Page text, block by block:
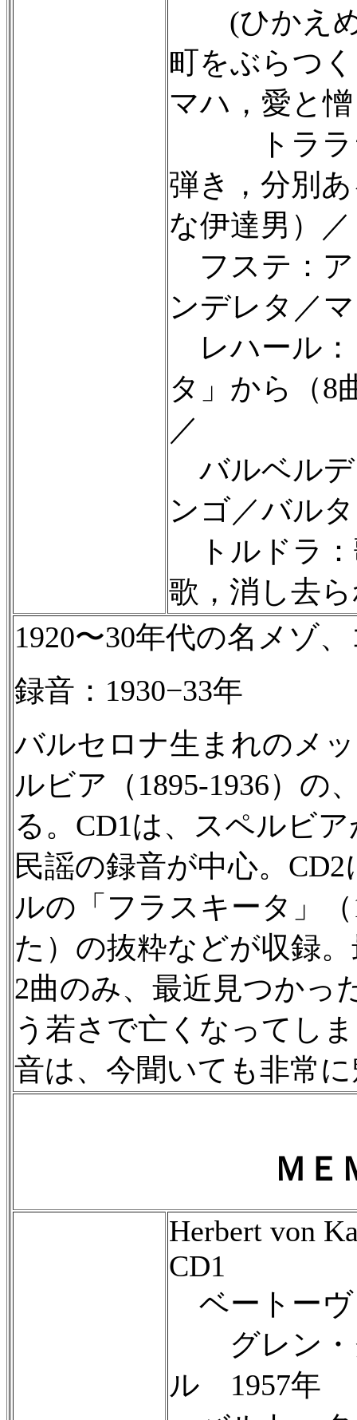
(ひかえめ
町をぶらつ
マハ，愛と
トラララ
弾き，分別
な伊達男）／
フステ：ア
ンデレタ／
レハール：
タ」から（8
／
バルベルデ
ンゴ／バル
トルドラ：
歌，消し去
1920〜30年代の名メゾ
録音：1930−33年
バルセロナ生まれのメ
ルビア（1895-1936）の
る。CD1は、スペルビ
民謡の録音が中心。
ルの「フラスキータ」
た）の抜粋などが収録
2曲のみ、最近見つかっ
う若さで亡くなってし
音は、今聞いても非常
ＭＥ
Herbert von
CD1
ベートーヴ
グレン・
ル 1957年